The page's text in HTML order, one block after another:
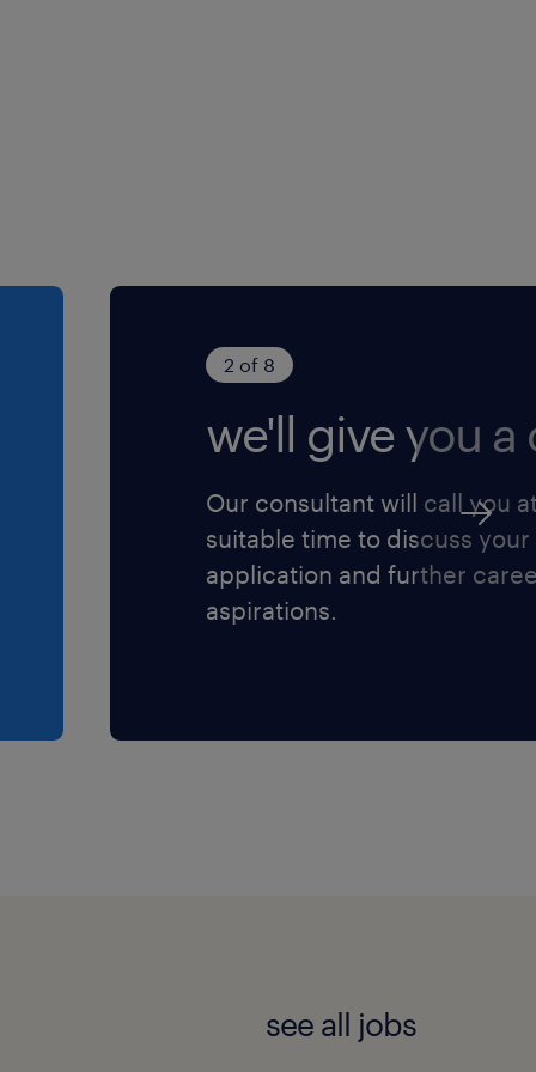
2 of 8
we'll give you a
Our consultant will call you
suitable time to discuss your
application and further
aspirations.
see all jobs